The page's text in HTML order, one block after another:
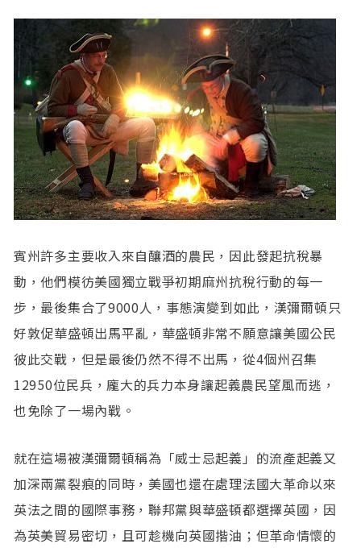
賓州許多主要收入來自釀酒的農民，因此發起抗稅暴
動，他們模彷美國獨立戰爭初期麻州抗稅行動的每一
步，最後集合了9000人，事態演變到如此，漢彌爾頓只
好敦促華盛頓出馬平亂，華盛頓非常不願意讓美國公民
彼此交戰，但是最後仍然不得不出馬，從4個州召集
12950位民兵，龐大的兵力本身讓起義農民望風而逃，
也免除了一場內戰。
就在這場被漢彌爾頓稱為「威士忌起義」的流產起義又
加深兩黨裂痕的同時，美國也還在處理法國大革命以來
英法之間的國際事務，聯邦黨與華盛頓都選擇英國，因
為英美貿易密切，且可趁機向英國揩油；但革命情懷的